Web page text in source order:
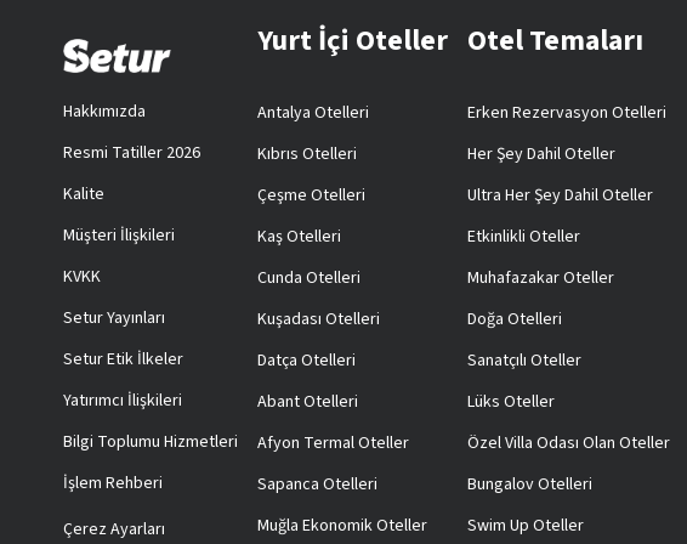
Hakkımızda
Resmi Tatiller 2026
Kalite
Müşteri İlişkileri
KVKK
Setur Yayınları
Setur Etik İlkeler
Yatırımcı İlişkileri
Bilgi Toplumu Hizmetleri
İşlem Rehberi
Çerez Ayarları
Yurt İçi Oteller
Antalya Otelleri
Kıbrıs Otelleri
Çeşme Otelleri
Kaş Otelleri
Cunda Otelleri
Kuşadası Otelleri
Datça Otelleri
Abant Otelleri
Afyon Termal Oteller
Sapanca Otelleri
Muğla Ekonomik Oteller
Otel Temaları
Erken Rezervasyon Otelleri
Her Şey Dahil Oteller
Ultra Her Şey Dahil Oteller
Etkinlikli Oteller
Muhafazakar Oteller
Doğa Otelleri
Sanatçılı Oteller
Lüks Oteller
Özel Villa Odası Olan Oteller
Bungalov Otelleri
Swim Up Oteller